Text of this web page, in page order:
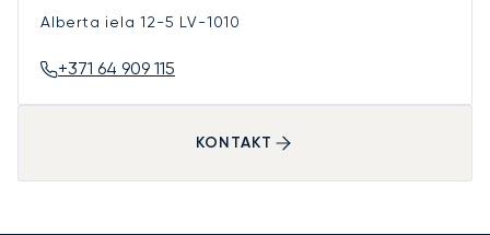
Alberta iela 12-5 LV-1010
+371 64 909 115
KONTAKT